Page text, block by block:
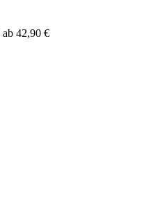
ab 42,90 €